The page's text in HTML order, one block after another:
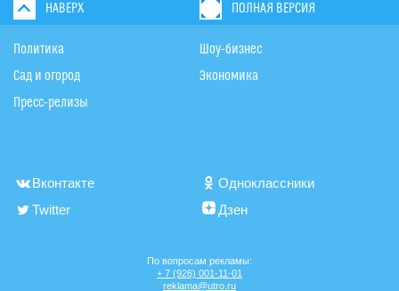
НАВЕРХ ПОЛНАЯ ВЕРСИЯ
Политика
Сад и огород
Пресс-релизы
Шоу-бизнес
Экономика
Вконтакте
Одноклассники
Twitter
Дзен
По вопросам рекламы:
+ 7 (926) 001-11-01
reklama@utro.ru